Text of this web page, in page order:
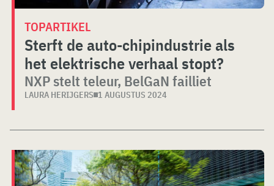
TOPARTIKEL
Sterft de auto-chipindustrie als
het elektrische verhaal stopt?
NXP stelt teleur, BelGaN failliet
LAURA HERIJGERS 1 AUGUSTUS 2024